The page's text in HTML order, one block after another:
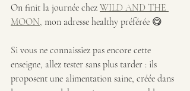
On finit la journée chez WILD AND THE
MOON, mon adresse healthy préférée 😋
Si vous ne connaissiez pas encore cette
enseigne, allez tester sans plus tarder : ils
proposent une alimentation saine, créée dans